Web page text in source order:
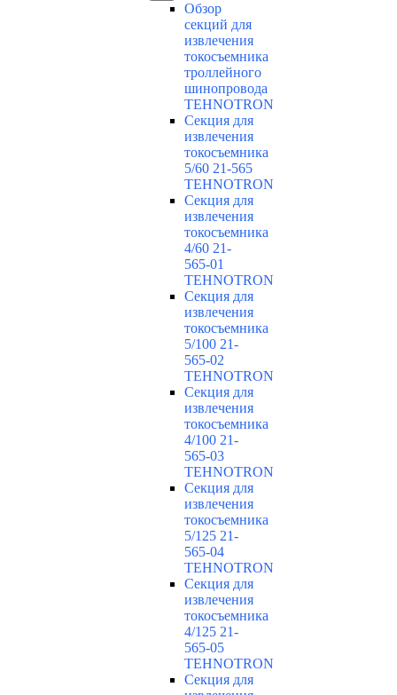
Обзор
секций для
извлечения
токосъемника
троллейного
шинопровода
TEHNOTRON
Секция для
извлечения
токосъемника
5/60 21-565
TEHNOTRON
Секция для
извлечения
токосъемника
4/60 21-
565-01
TEHNOTRON
Секция для
извлечения
токосъемника
5/100 21-
565-02
TEHNOTRON
Секция для
извлечения
токосъемника
4/100 21-
565-03
TEHNOTRON
Секция для
извлечения
токосъемника
5/125 21-
565-04
TEHNOTRON
Секция для
извлечения
токосъемника
4/125 21-
565-05
TEHNOTRON
Секция для